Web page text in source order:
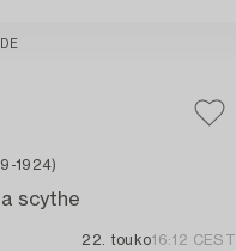
1924)
scythe
22. touko16:12 CEST